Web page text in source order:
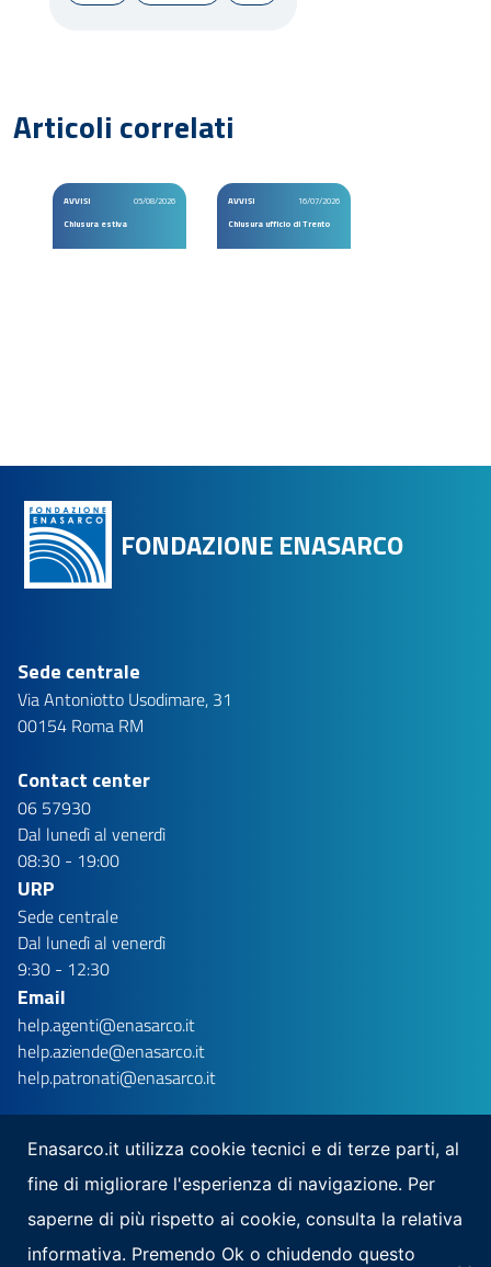
Articoli correlati
AVVISI
05/08/2026
Chiusura estiva
AVVISI
16/07/2026
Chiusura ufficio di Trento
FONDAZIONE ENASARCO
Sede centrale
Via Antoniotto Usodimare, 31
00154 Roma RM
Contact center
06 57930
Dal lunedì al venerdì
08:30 - 19:00
URP
Sede centrale
Dal lunedì al venerdì
9:30 - 12:30
Email
help.agenti@enasarco.it
help.aziende@enasarco.it
help.patronati@enasarco.it
Scarica la nostra app per mobile
Enasarco.it utilizza cookie tecnici e di terze parti, al
fine di migliorare l'esperienza di navigazione. Per
saperne di più rispetto ai cookie, consulta la relativa
informativa. Premendo Ok o chiudendo questo